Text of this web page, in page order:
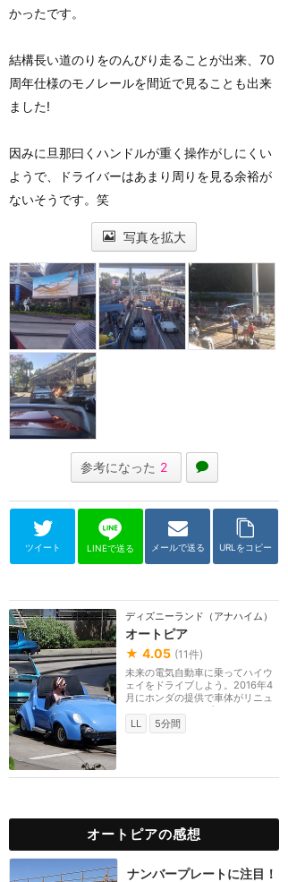
かったです。
結構長い道のりをのんびり走ることが出来、70
周年仕様のモノレールを間近で見ることも出来
ました!
因みに旦那曰くハンドルが重く操作がしにくい
ようで、ドライバーはあまり周りを見る余裕が
ないそうです。笑
写真を拡大
参考になった 2
ツイート LINEで送る メールで送る URLをコピー
ディズニーランド（アナハイム）
オートピア
★ 4.05 (11件)
未来の電気自動車に乗ってハイウ
ェイをドライブしよう。2016年4
月にホンダの提供で車体がリニュ
ーアルされ、ホンダ...
LL
5分間
オートピアの感想
ナンバープレートに注目！